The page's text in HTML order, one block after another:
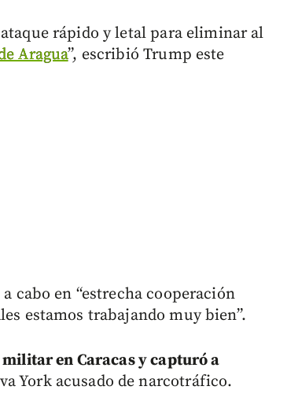
rápido y letal para eliminar al
Aragua”, escribió Trump este
cabo en “estrecha cooperación
estamos trabajando muy bien”.
en Caracas y capturó a
York acusado de narcotráfico.